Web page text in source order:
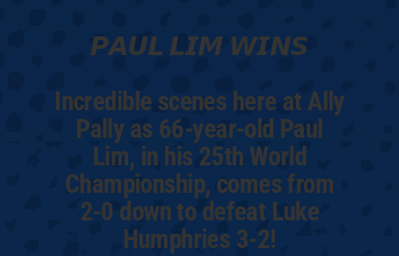
𝙋𝘼𝙐𝙇 𝙇𝙄𝙈 𝙒𝙄𝙉𝙎
Incredible scenes here at Ally
Pally as 66-year-old Paul
Lim, in his 25th World
Championship, comes from
2-0 down to defeat Luke
Humphries 3-2!